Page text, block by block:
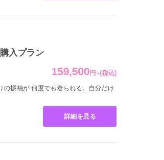
小物も
入プラン
159,500 円~(税込)
の振袖が 何度でも着られる。自分だけ
詳細を見る